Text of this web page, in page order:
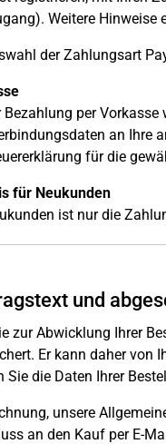
Weitere Hinweise
der Zahlungsart
Bezahlung per
an Ihre
für die
für Neukunden
ist nur die
und
zur Abwicklung Ihrer
Er kann daher von
Sie die Daten Ihrer
unsere
an den Kauf per E-